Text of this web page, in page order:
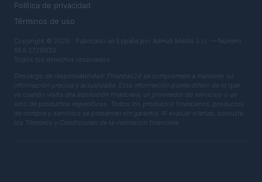
Política de privacidad
Términos de uso
Copyright © 2026 · Publicado en España por AdHub Media S.r.l. — Número
REA 2729933
Todos los derechos reservados
Descargo de responsabilidad: Finanzas24 se compromete a mantener su
información precisa y actualizada. Esta información puede diferir de lo que
ve cuando visita una institución financiera, un proveedor de servicios o un
sitio de productos específicos. Todos los productos financieros, productos
de compra y servicios se presentan sin garantía. Al evaluar ofertas, consulte
los Términos y Condiciones de la institución financiera.